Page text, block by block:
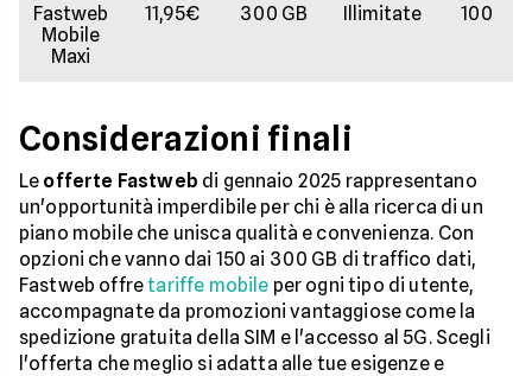
Fastweb
Mobile
Maxi
11,95€ 300 GB Illimitate
100
Considerazioni finali
Le offerte Fastweb di gennaio 2025 rappresentano
un'opportunità imperdibile per chi è alla ricerca di un
piano mobile che unisca qualità e convenienza. Con
opzioni che vanno dai 150 ai 300 GB di traffico dati,
Fastweb offretariffe mobile per ogni tipo di utente,
accompagnate da promozioni vantaggiose come la
spedizione gratuita della SIM e l'accesso al 5G. Scegli
l'offerta che meglio si adatta alle tue esigenze e